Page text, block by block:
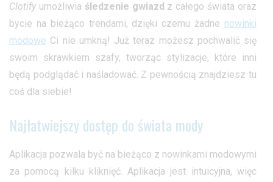
Clotifyumożliwia śledzenie gwiazd z całego świata oraz
bycie na bieżąco trendami, dzięki czemu żadne nowinki
modowe Ci nie umkną! Już teraz możesz pochwalić się
swoim skrawkiem szafy, tworząc stylizacje, które inni
będą podglądać i naśladować. Z pewnością znajdziesz tu
coś dla siebie!
Najłatwiejszy dostęp do świata mody
Aplikacja pozwala być na bieżąco z nowinkami modowymi
za pomocą kilku kliknięć. Aplikacja jest intuicyjna, więc